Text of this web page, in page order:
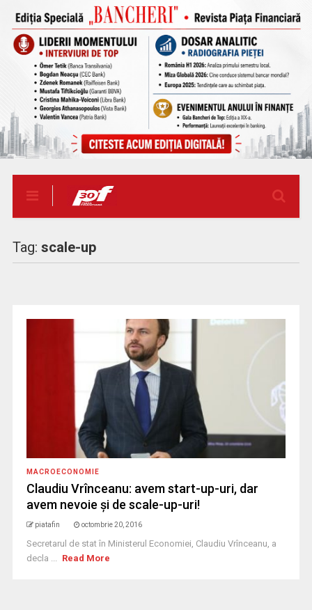
Tag: scale-up
MACROECONOMIE
Claudiu Vrînceanu: avem start-up-uri, dar
avem nevoie şi de scale-up-uri!
piatafin octombrie 20, 2016
Secretarul de stat în Ministerul Economiei, Claudiu Vrînceanu, a
decla ... Read More